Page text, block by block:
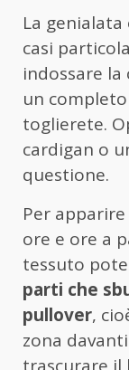
La
casi
indossare la
un
toglierete.
cardigan o
questione.
Per
ore e ore a
tessuto
parti che
pullover,
zona
trascurare